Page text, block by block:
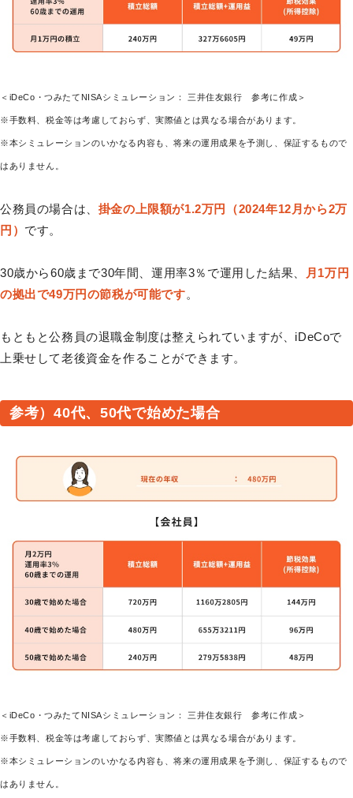
＜iDeCo・つみたてNISAシミュレーション： 三井住友銀行 参考に作成＞
※手数料、税金等は考慮しておらず、実際値とは異なる場合があります。
※本シミュレーションのいかなる内容も、将来の運用成果を予測し、保証するもので
はありません。
公務員の場合は、 掛金の上限額が1.2万円（2024年12月から2万
円） です。
30歳から60歳まで30年間、運用率3％で運用した結果、
月1万円
の拠出で49万円の節税が可能です。
もともと公務員の退職金制度は整えられていますが、iDeCoで
上乗せして老後資金を作ることができます。
参考）40代、50代で始めた場合
＜iDeCo・つみたてNISAシミュレーション： 三井住友銀行 参考に作成＞
※手数料、税金等は考慮しておらず、実際値とは異なる場合があります。
※本シミュレーションのいかなる内容も、将来の運用成果を予測し、保証するもので
はありません。